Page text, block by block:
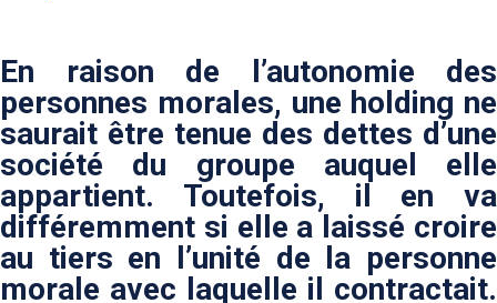
En raison de l’autonomie des
personnes morales, une holding ne
saurait être tenue des dettes d’une
société du groupe auquel elle
appartient. Toutefois, il en va
différemment si elle a laissé croire
au tiers en l’unité de la personne
morale avec laquelle il contractait.